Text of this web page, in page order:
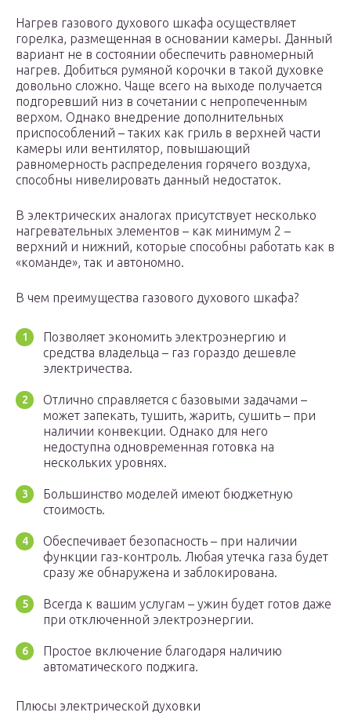
Нагрев газового духового шкафа осуществляет
горелка, размещенная в основании камеры. Данный
вариант не в состоянии обеспечить равномерный
нагрев. Добиться румяной корочки в такой духовке
довольно сложно. Чаще всего на выходе получается
подгоревший низ в сочетании с непропеченным
верхом. Однако внедрение дополнительных
приспособлений – таких как гриль в верхней части
камеры или вентилятор, повышающий
равномерность распределения горячего воздуха,
способны нивелировать данный недостаток.
В электрических аналогах присутствует несколько
нагревательных элементов – как минимум 2 –
верхний и нижний, которые способны работать как в
«команде», так и автономно.
В чем преимущества газового духового шкафа?
Позволяет экономить электроэнергию и
средства владельца – газ гораздо дешевле
электричества.
Отлично справляется с базовыми задачами –
может запекать, тушить, жарить, сушить – при
наличии конвекции. Однако для него
недоступна одновременная готовка на
нескольких уровнях.
Большинство моделей имеют бюджетную
стоимость.
Обеспечивает безопасность – при наличии
функции газ-контроль. Любая утечка газа будет
сразу же обнаружена и заблокирована.
Всегда к вашим услугам – ужин будет готов даже
при отключенной электроэнергии.
Простое включение благодаря наличию
автоматического поджига.
Плюсы электрической духовки